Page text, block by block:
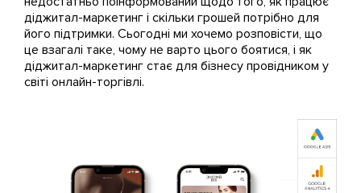
діджитал-маркетинг і скільки грошей потрібно для
його підтримки. Сьогодні ми хочемо розповісти, що
це взагалі таке, чому не варто цього боятися, і як
діджитал-маркетинг стає для бізнесу провідником у
світі онлайн-торгівлі.